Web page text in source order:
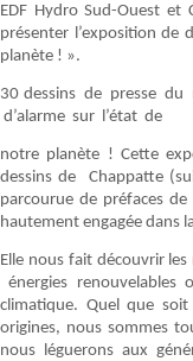
EDF Hydro Sud-Ouest
présenter l’exposition de
planète ! ».
30 dessins de presse
d’alarme sur l’état de
notre planète ! Cette
dessins de Chappatte
parcourue de préfaces
hautement engagée dans
Elle nous fait découvrir
énergies renouvelables
climatique. Quel que
origines, nous sommes
nous léguerons aux